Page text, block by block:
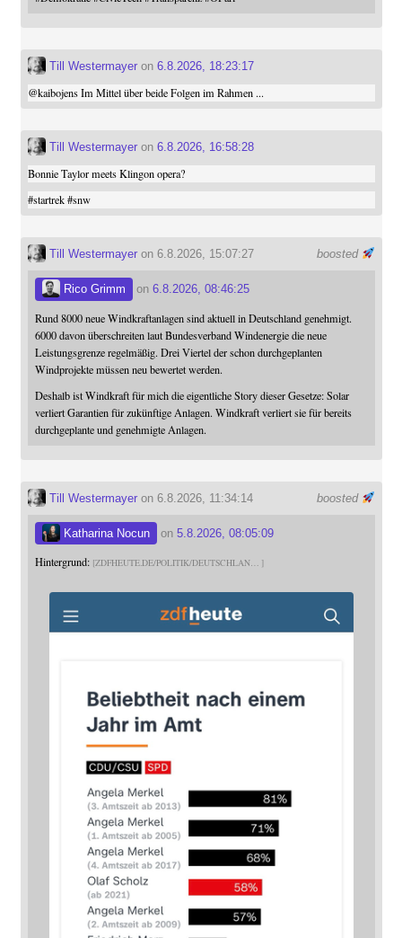
Till Westermayeron 6.8.2026, 18:23:17
@kaibojensIm Mittel über beide Folgen im Rahmen ...
Till Westermayeron 6.8.2026, 16:58:28
Bonnie Taylor meets Klingon opera?
#startrek #snw
boosted
Till Westermayeron 6.8.2026, 15:07:27
Rico Grimm on 6.8.2026, 08:46:25
Rund 8000 neue Windkraftanlagen sind aktuell in Deutschland genehmigt.
6000 davon überschreiten laut Bundesverband Windenergie die neue
Leistungsgrenze regelmäßig. Drei Viertel der schon durchgeplanten
Windprojekte müssen neu bewertet werden.
Deshalb ist Windkraft für mich die eigentliche Story dieser Gesetze: Solar
verliert Garantien für zukünftige Anlagen. Windkraft verliert sie für bereits
durchgeplante und genehmigte Anlagen.
boosted
Till Westermayeron 6.8.2026, 11:34:14
Katharina Nocun on 5.8.2026, 08:05:09
Hintergrund: ZDFHEUTE.DE/POLITIK/DEUTSCHLAN